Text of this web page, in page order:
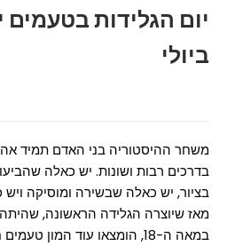
ביולי
משחר ההיסטוריה בני האדם תמיד
בדרכים רבות ושונות. יש כאלה
בציור, יש כאלה שבשירה ומוסיקה
מאז שיוצרה הגלידה הראשונה,
במאה ה-18, הומצאו עוד המון